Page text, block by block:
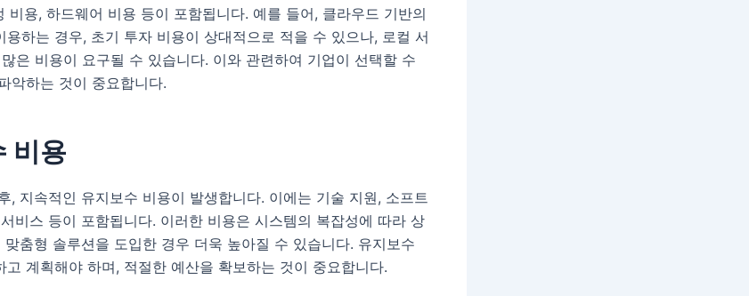
비용, 하드웨어 비용 등이 포함됩니다. 예를 들어, 클라우드 기반의
용하는 경우, 초기 투자 비용이 상대적으로 적을 수 있으나, 로컬 서
은 비용이 요구될 수 있습니다. 이와 관련하여 기업이 선택할 수
악하는 것이 중요합니다.
비용
, 지속적인 유지보수 비용이 발생합니다. 이에는 기술 지원, 소프트
비스 등이 포함됩니다. 이러한 비용은 시스템의 복잡성에 따라 상
춤형 솔루션을 도입한 경우 더욱 높아질 수 있습니다. 유지보수
고 계획해야 하며, 적절한 예산을 확보하는 것이 중요합니다.